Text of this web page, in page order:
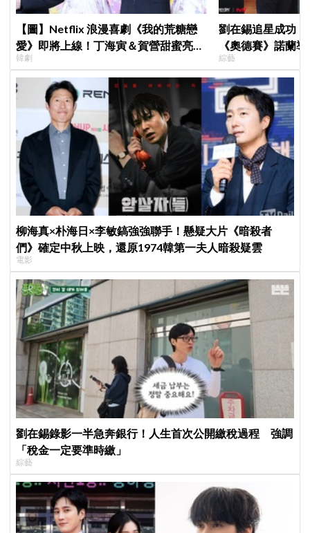
【圖】Netflix 浪漫喜劇《我的荒糖戀
愛》即將上線！丁海寅＆賀營甜蜜亮相
製作發表會，甜蜜CP化學反應引期待
韓劇
劉在錫追星成功
《奧德賽》諾蘭
比YA幸福笑容藏
綜藝
柳海真×朴海日×李敏鎬強強聯手！懸疑大片《暗殺者
們》確定中秋上映，還原1974韓第一夫人暗殺疑雲
電影
劉在錫錄影一半急奔銀行！人生首次公開繳稅過程 強調
「稅金一定要準時繳」
綜藝